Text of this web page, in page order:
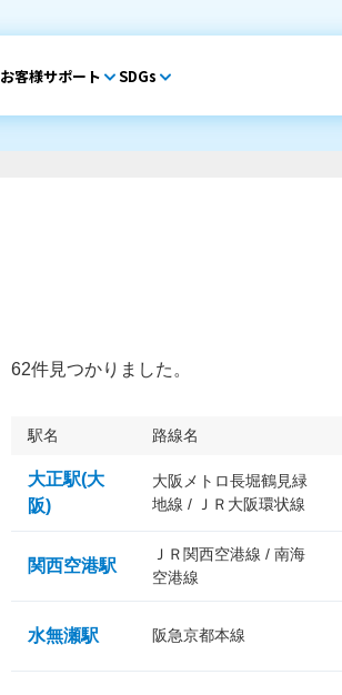
お客様サポート SDGs
62件見つかりました。
駅名 路線名
大正駅(大
阪)
大阪メトロ長堀鶴見緑
地線 / ＪＲ大阪環状線
関西空港駅
ＪＲ関西空港線 / 南海
空港線
水無瀬駅 阪急京都本線